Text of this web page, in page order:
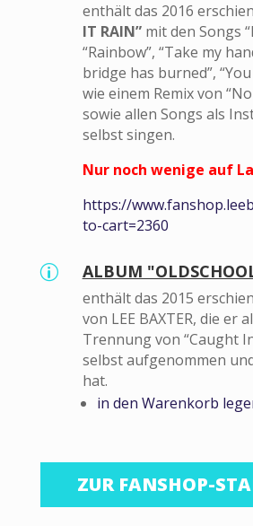
enthält das 2016
IT RAIN”mit den Songs
“Rainbow”, “Take my
bridge has burned”,
wie einem Remix von
sowie allen Songs als
selbst singen.
Nur noch wenige auf
https://
to-cart=2360
p ALBUM
enthält das 2015
von LEE BAXTER, die er
Trennung von “Caught
selbst aufgenommen
hat.
in den Warenkorb
ZUR FANSHOP-